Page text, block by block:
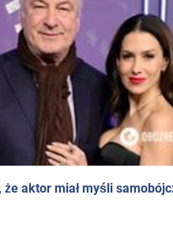
aktor miał myśli